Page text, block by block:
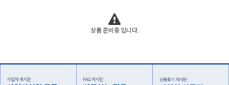
상품 준비중 입니다.